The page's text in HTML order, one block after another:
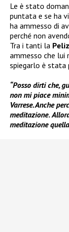
Le è stato
puntata e se ha
ha ammesso di
perché non
Tra i tanti la
ammesso che lui
spiegarlo è stata
“Posso dirti che,
non mi piace
Varrese. Anche
meditazione.
meditazione